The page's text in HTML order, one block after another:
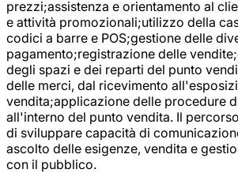
prezzi;assistenza e orientamento al
e attività promozionali;utilizzo della
codici a barre e POS;gestione delle
pagamento;registrazione delle
degli spazi e dei reparti del punto
delle merci, dal ricevimento
vendita;applicazione delle procedure
all'interno del punto vendita. Il
di sviluppare capacità di
ascolto delle esigenze, vendita e
con il pubblico.